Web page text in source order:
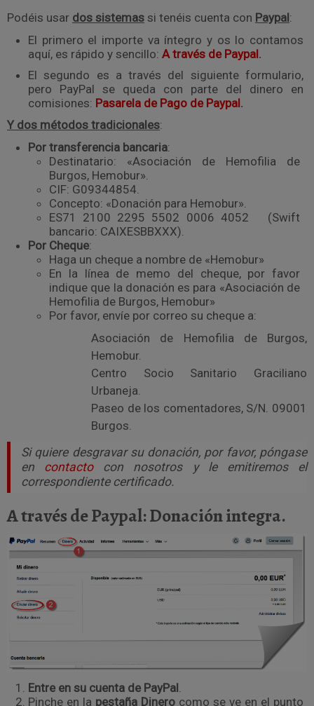
Podéis usar dos sistemas si tenéis cuenta con Paypal:
El primero el importe va íntegro y os lo contamos
aquí, es rápido y sencillo: A través de Paypal.
El segundo es a través del siguiente formulario,
pero PayPal se queda con parte del dinero en
comisiones: Pasarela de Pago de Paypal.
Y dos métodos tradicionales:
Por transferencia bancaria:
Destinatario: «Asociación de Hemofilia de
Burgos, Hemobur».
CIF: G09344854.
Concepto: «Donación para Hemobur».
ES71 2100 2295 5502 0006 4052 (Swift
bancario: CAIXESBBXXX).
Por Cheque:
Haga un cheque a nombre de «Hemobur»
En la línea de memo del cheque, por favor
indique que la donación es para «Asociación de
Hemofilia de Burgos, Hemobur»
Por favor, envíe por correo su cheque a:
Asociación de Hemofilia de Burgos,
Hemobur.
Centro Socio Sanitario Graciliano
Urbaneja.
Paseo de los comentadores, S/N. 09001
Burgos.
Si quiere desgravar su donación, por favor, póngase
en contacto con nosotros y le emitiremos el
correspondiente certificado.
A través de Paypal: Donación integra.
Entre en su cuenta de PayPal.
Pinche en la pestaña Dinero como se ve en el punto